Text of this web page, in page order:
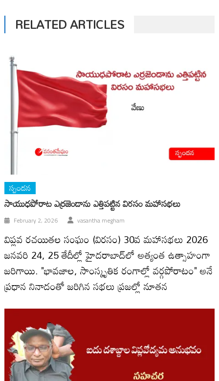
RELATED ARTICLES
స్పందన
సాయుధపోరాట ఎర్రజెండాను ఎత్తిపట్టిన విరసం మహాసభలు
February 2, 2026 vasantha megham
విప్లవ రచయితల సంఘం (విరసం) 30వ మహాసభలు 2026
జనవరి 24, 25 తేదీల్లో హైదరాబాద్‌లో అత్యంత ఉత్సాహంగా
జరిగాయి. "భావజాల, సాంస్కృతిక రంగాల్లో వర్గపోరాటం" అనే
ప్రధాన నినాదంతో జరిగిన సభలు ప్రజల్లో నూతన